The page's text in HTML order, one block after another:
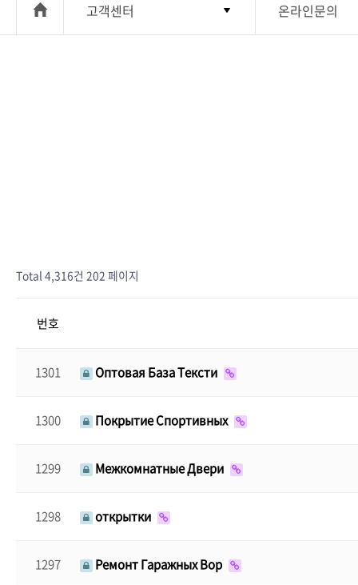
고객센터 온라인문의
Total 4,316건 202 페이지
번호
1301 Оптовая База Тексти
1300 Покрытие Спортивных
1299 Межкомнатные Двери
1298 открытки
1297 Ремонт Гаражных Вор